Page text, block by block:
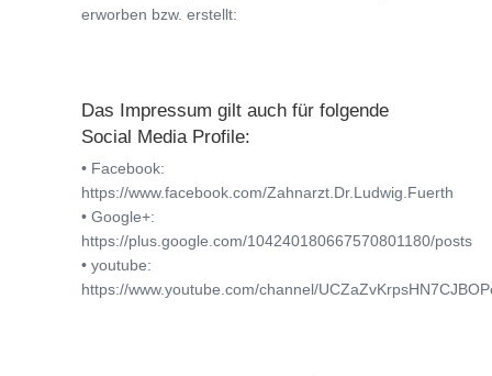
erworben bzw. erstellt:
Das Impressum gilt auch für folgende
Social Media Profile:
• Facebook:
https://www.facebook.com/Zahnarzt.Dr.Ludwig.Fuerth
• Google+:
https://plus.google.com/104240180667570801180/posts
• youtube:
https://www.youtube.com/channel/